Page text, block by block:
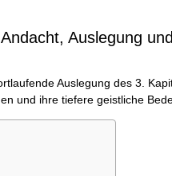
Auslegung
Auslegung des 3.
und ihre tiefere geistliche